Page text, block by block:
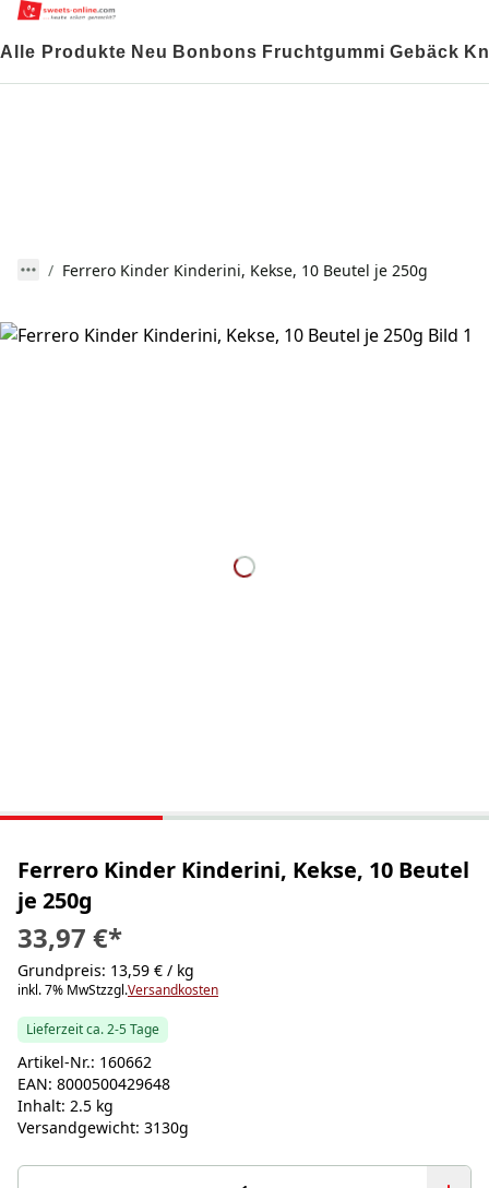
Alle Produkte Neu Bonbons Fruchtgummi Gebäck
Ferrero Kinder Kinderini, Kekse, 10 Beutel je 250g
Ferrero Kinder Kinderini, Kekse, 10 Beutel
je 250g
33,97 €*
Grundpreis: 13,59 € / kg
inkl. 7% MwStzzgl.Versandkosten
Lieferzeit ca. 2-5 Tage
Artikel-Nr.: 160662
EAN: 8000500429648
Inhalt: 2.5 kg
Versandgewicht: 3130g